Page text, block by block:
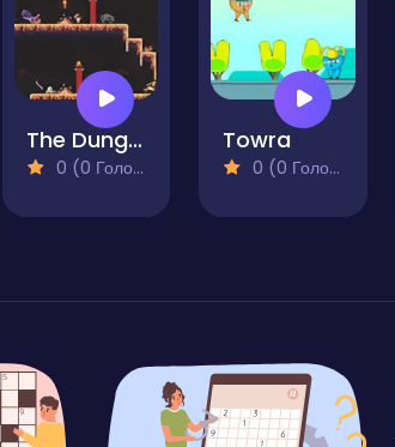
The Dungeon Labyrinth
0 (0 Голосів)
Towra
0 (0 Голосів)